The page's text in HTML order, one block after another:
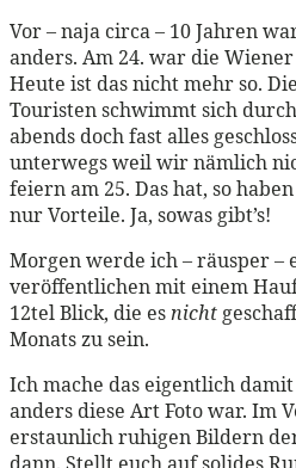
Vor – naja circa – 10 Jahren
anders. Am 24. war die
Heute ist das nicht mehr so.
Touristen schwimmt sich
abends doch fast alles
unterwegs weil wir nämlich
feiern am 25. Das hat, so
nur Vorteile. Ja, sowas gibt’s!
Morgen werde ich – räusper –
veröffentlichen mit einem
12tel Blick, die esnicht
Monats zu sein.
Ich mache das eigentlich
anders diese Art Foto war. Im
erstaunlich ruhigen Bildern